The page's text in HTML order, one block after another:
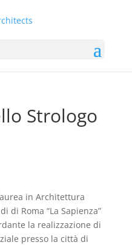
Strologo
in Architettura
di Roma “La Sapienza”
la realizzazione di
presso la città di